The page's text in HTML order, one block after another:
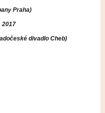
Praha)
2017
divadlo Cheb)